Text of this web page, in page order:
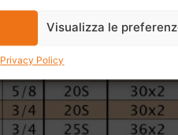
Visualizza le
Privacy Policy